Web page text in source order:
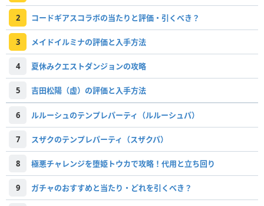
2 コードギアスコラボの当たりと評価・引くべき？
3 メイドイルミナの評価と入手方法
4 夏休みクエストダンジョンの攻略
5 吉田松陽（虚）の評価と入手方法
6 ルルーシュのテンプレパーティ（ルルーシュパ）
7 スザクのテンプレパーティ（スザクパ）
8 極悪チャレンジを堕姫トウカで攻略！代用と立ち回り
9 ガチャのおすすめと当たり・どれを引くべき？